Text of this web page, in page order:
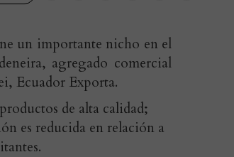
un importante nicho en el
agregado comercial
Ecuador Exporta.
de alta calidad;
es reducida en relación a